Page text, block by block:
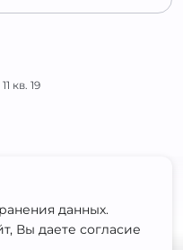
кв. 19
данных.
Вы даете согласие